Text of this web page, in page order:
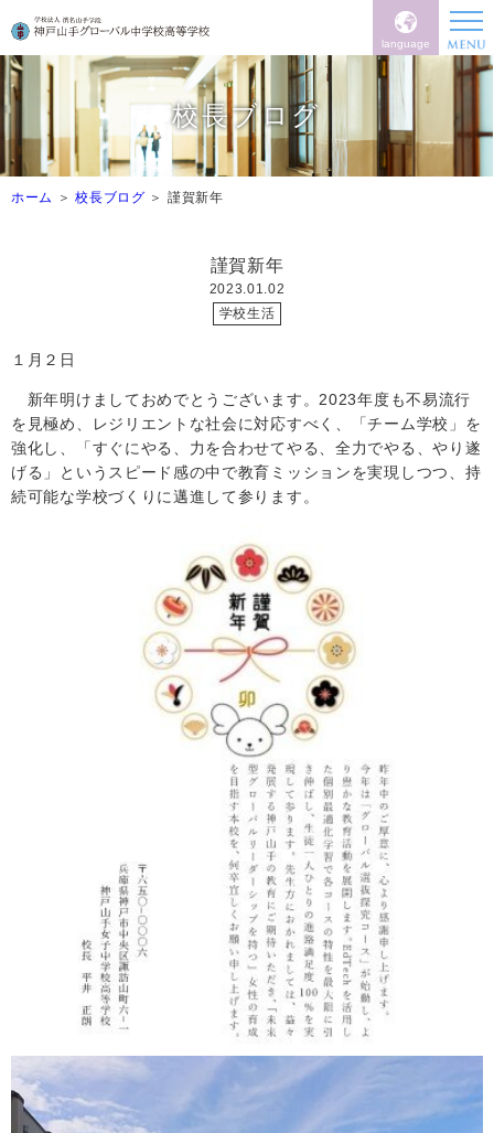
language
校長ブログ
ホーム 校長ブログ 謹賀新年
謹賀新年
2023.01.02
学校生活
１月２日
新年明けましておめでとうございます。2023年度も不易流行
を見極め、レジリエントな社会に対応すべく、「チーム学校」を
強化し、「すぐにやる、力を合わせてやる、全力でやる、やり遂
げる」というスピード感の中で教育ミッションを実現しつつ、持
続可能な学校づくりに邁進して参ります。